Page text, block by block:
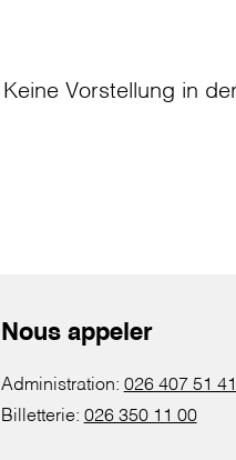
Keine Vorstellung in
Nous appeler
Administration: 026 407 51 41
Billetterie: 026 350 11 00